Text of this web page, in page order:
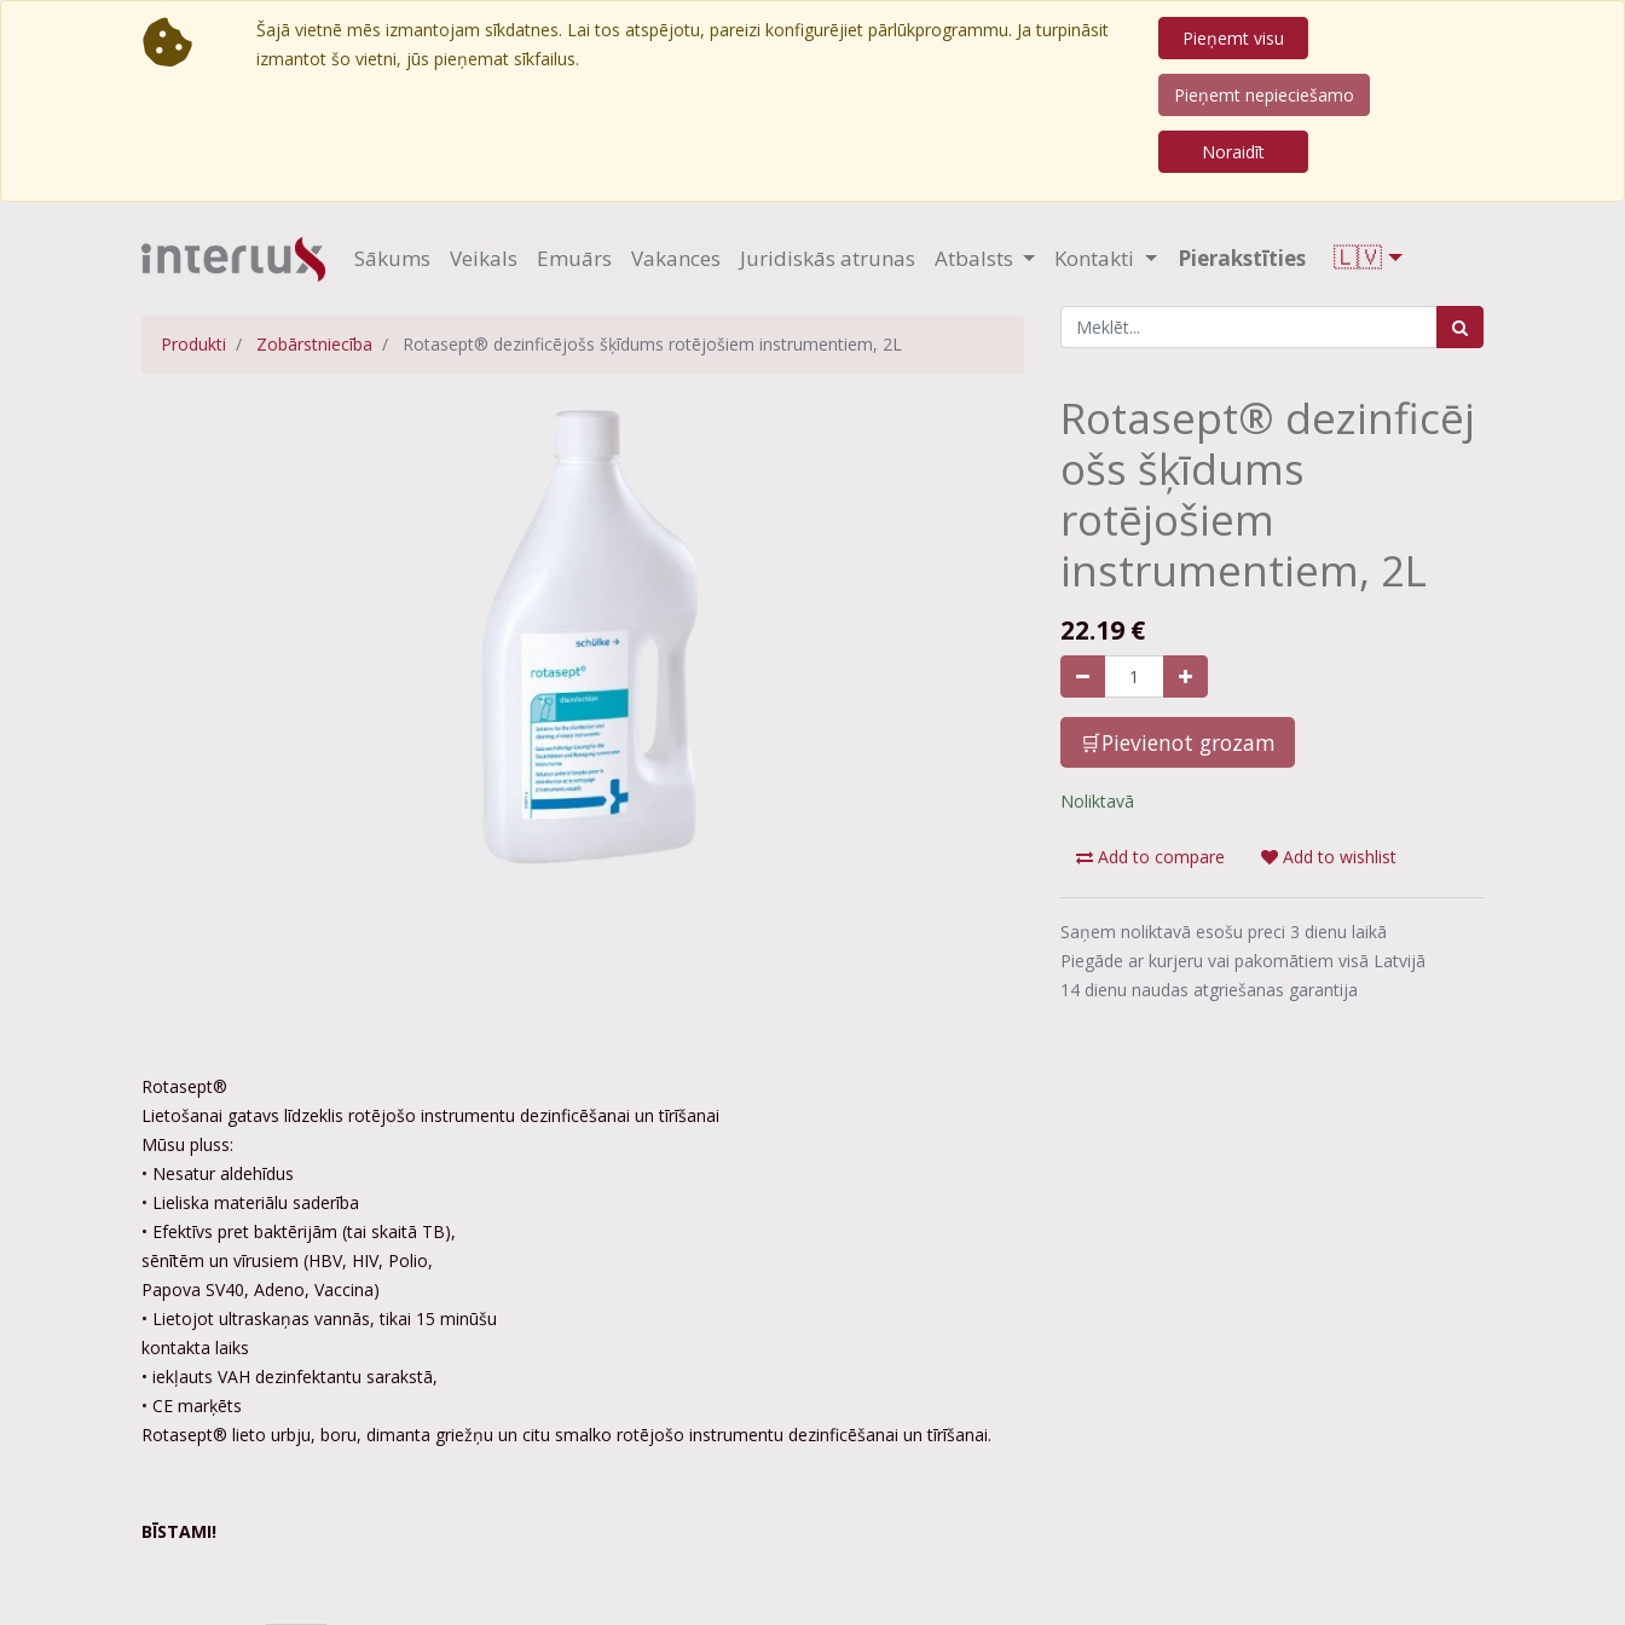
Šajā vietnē mēs izmantojam sīkdatnes. Lai tos atspējotu, pareizi konfigurējiet pārlūkprogrammu. Ja turpināsit
izmantot šo vietni, jūs pieņemat sīkfailus.
Pieņemt visu
Pieņemt nepieciešamo
Noraidīt
Sākums Veikals Emuārs Vakances Juridiskās atrunas Atbalsts Kontakti Pierakstīties 🇱🇻
Produkti Zobārstniecība Rotasept® dezinficējošs šķīdums rotējošiem instrumentiem, 2L
Rotasept® dezinficēj
ošs šķīdums
rotējošiem
instrumentiem, 2L
22.19 €
🛒Pievienot grozam
Noliktavā
Add to compare Add to wishlist
Saņem noliktavā esošu preci 3 dienu laikā
Piegāde ar kurjeru vai pakomātiem visā Latvijā
14 dienu naudas atgriešanas garantija
Rotasept®
Lietošanai gatavs līdzeklis rotējošo instrumentu dezinficēšanai un tīrīšanai
Mūsu pluss:
• Nesatur aldehīdus
• Lieliska materiālu saderība
• Efektīvs pret baktērijām (tai skaitā TB),
sēnītēm un vīrusiem (HBV, HIV, Polio,
Papova SV40, Adeno, Vaccina)
• Lietojot ultraskaņas vannās, tikai 15 minūšu
kontakta laiks
• iekļauts VAH dezinfektantu sarakstā,
• CE marķēts
Rotasept® lieto urbju, boru, dimanta griežņu un citu smalko rotējošo instrumentu dezinficēšanai un tīrīšanai.
BĪSTAMI!